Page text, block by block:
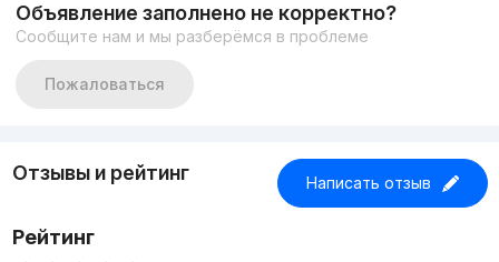
Объявление заполнено не корректно?
Сообщите нам и мы разберёмся в проблеме
Пожаловаться
Отзывы и рейтинг Написать отзыв
Рейтинг